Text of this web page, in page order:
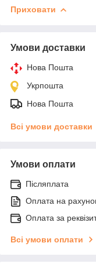
Приховати
Умови доставки
Нова Пошта
Укрпошта
Нова Пошта
Всі умови доставки
Умови оплати
Післяплата
Оплата на
Оплата за
Всі умови оплати